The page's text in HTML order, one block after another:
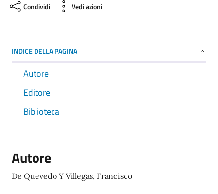
Condividi Vedi azioni
INDICE DELLA PAGINA
Autore
Editore
Biblioteca
Autore
De Quevedo Y Villegas, Francisco